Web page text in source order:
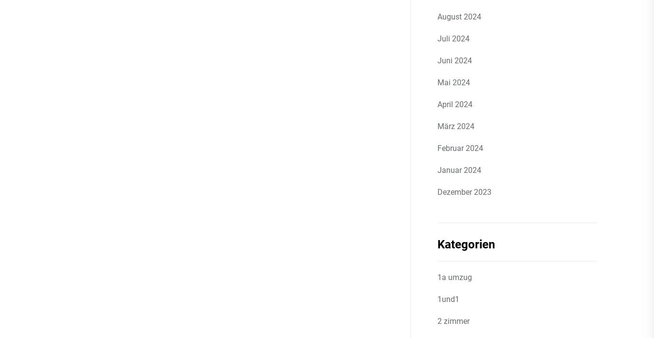
August 2024
Juli 2024
Juni 2024
Mai 2024
April 2024
März 2024
Februar 2024
Januar 2024
Dezember 2023
Kategorien
1a umzug
1und1
2 zimmer